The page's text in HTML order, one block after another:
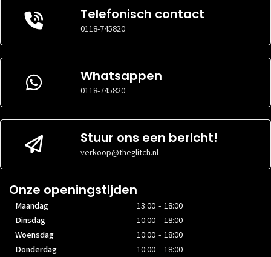
Telefonisch contact
0118-745820
Whatsappen
0118-745820
Stuur ons een bericht!
verkoop@theglitch.nl
Onze openingstijden
Maandag
13:00 - 18:00
Dinsdag
10:00 - 18:00
Woensdag
10:00 - 18:00
Donderdag
10:00 - 18:00